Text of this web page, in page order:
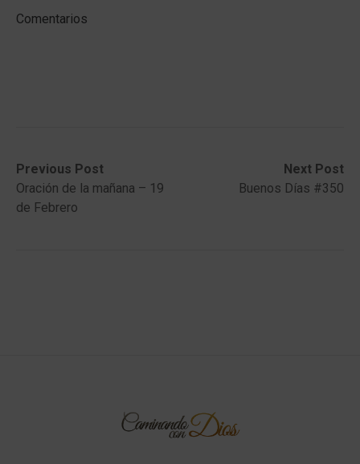
Comentarios
Post
navigation
Previous Post
Previous
post:Oración de la mañana – 19
de Febrero
Next Post
Next
post:
Buenos Días #350